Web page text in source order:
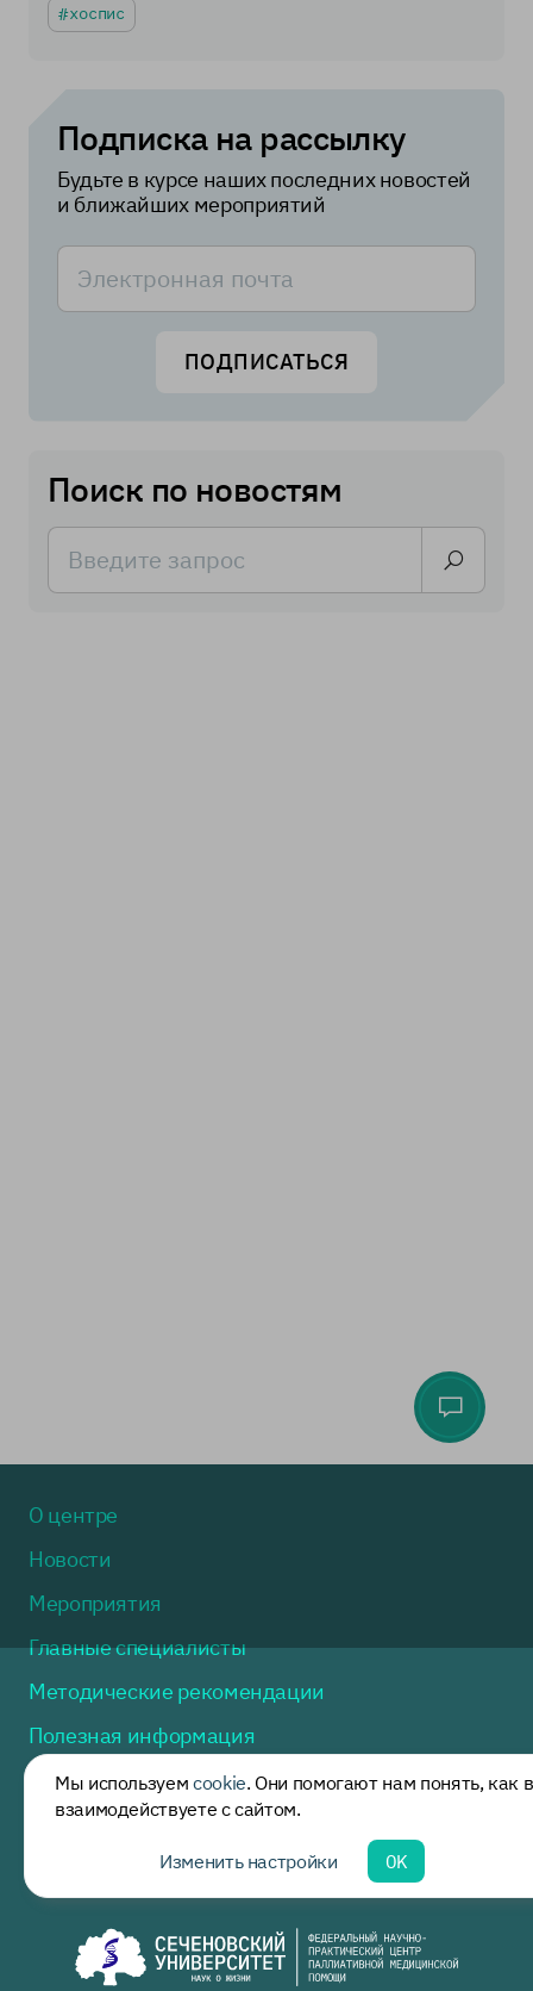
хоспис
Подписка на рассылку
Будьте в курсе наших последних новостей
и ближайших мероприятий
ПОДПИСАТЬСЯ
Поиск по новостям
О центре
Новости
Мероприятия
Главные специалисты
Методические рекомендации
Полезная информация
Нормативные акты
Горячая линия
Мы используем cookie. Они помогают нам понять, как
взаимодействуете с сайтом.
Изменить настройки OK